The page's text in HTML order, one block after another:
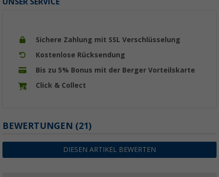
UNSER SERVICE
Sichere Zahlung mit SSL Verschlüsselung
Kostenlose Rücksendung
Bis zu 5% Bonus mit der Berger Vorteilskarte
Click & Collect
BEWERTUNGEN (21)
DIESEN ARTIKEL BEWERTEN